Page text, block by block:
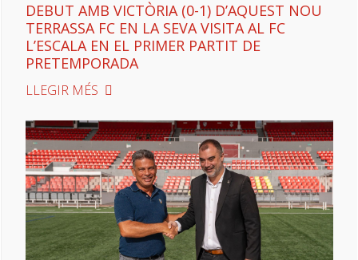
DEBUT AMB VICTÒRIA (0-1) D’AQUEST NOU
TERRASSA FC EN LA SEVA VISITA AL FC
L’ESCALA EN EL PRIMER PARTIT DE
PRETEMPORADA
LLEGIR MÉS